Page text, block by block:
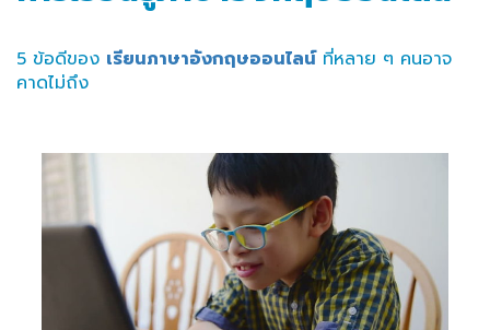
5 ข้อดีของ เรียนภาษาอังกฤษออนไลน์ที่หลาย ๆ คนอาจ
คาดไม่ถึง